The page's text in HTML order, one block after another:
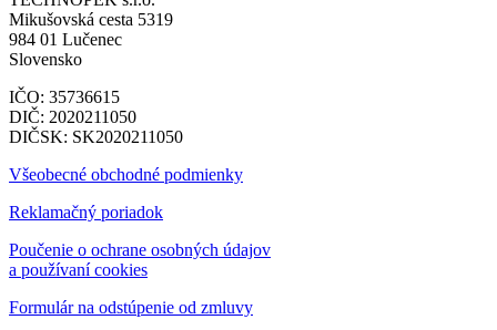
Mikušovská cesta 5319
984 01 Lučenec
Slovensko
IČO: 35736615
DIČ: 2020211050
DIČSK: SK2020211050
Všeobecné obchodné podmienky
Reklamačný poriadok
Poučenie o ochrane osobných údajov
a používaní cookies
Formulár na odstúpenie od zmluvy